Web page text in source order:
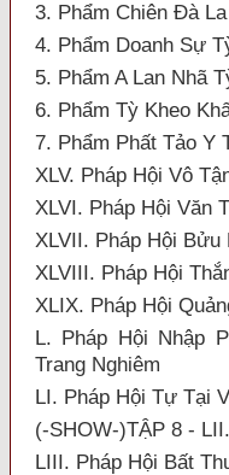
3. Phẩm Chiên Đà
4. Phẩm Doanh Sự
5. Phẩm A Lan Nhã
6. Phẩm Tỳ Kheo
7. Phẩm Phất Tảo Y
XLV. Pháp Hội Vô
XLVI. Pháp Hội Văn
XLVII. Pháp Hội Bửu
XLVIII. Pháp Hội
XLIX. Pháp Hội
L. Pháp Hội Nhập
Trang Nghiêm
LI. Pháp Hội Tự Tại
(-SHOW-)TẬP 8 -
LIII. Pháp Hội Bất